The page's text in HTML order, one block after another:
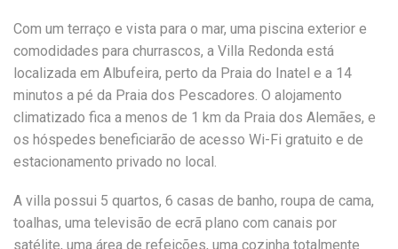
Com um terraço e vista para o mar, uma piscina exterior e
comodidades para churrascos, a Villa Redonda está
localizada em Albufeira, perto da Praia do Inatel e a 14
minutos a pé da Praia dos Pescadores. O alojamento
climatizado fica a menos de 1 km da Praia dos Alemães, e
os hóspedes beneficiarão de acesso Wi-Fi gratuito e de
estacionamento privado no local.
A villa possui 5 quartos, 6 casas de banho, roupa de cama,
toalhas, uma televisão de ecrã plano com canais por
satélite, uma área de refeições, uma cozinha totalmente